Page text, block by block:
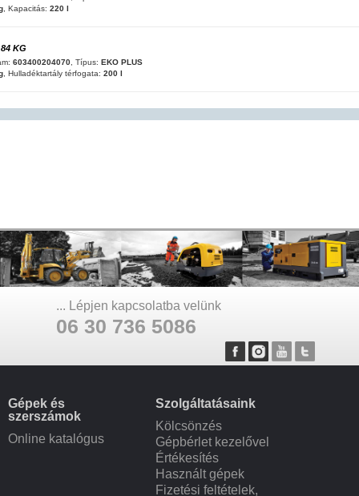
, Kapacitás: 220 l
KG
603400204070 , Típus: EKO PLUS
, Hulladéktartály térfogata: 200 l
... Lépjen kapcsolatba velünk
06 30 736 5086
Gépek és
szerszámok
Online katalógus
Szolgáltatásaink
Kölcsönzés
Gépbérlet kezelővel
Értékesítés
Használt gépek
Fizetési feltételek,